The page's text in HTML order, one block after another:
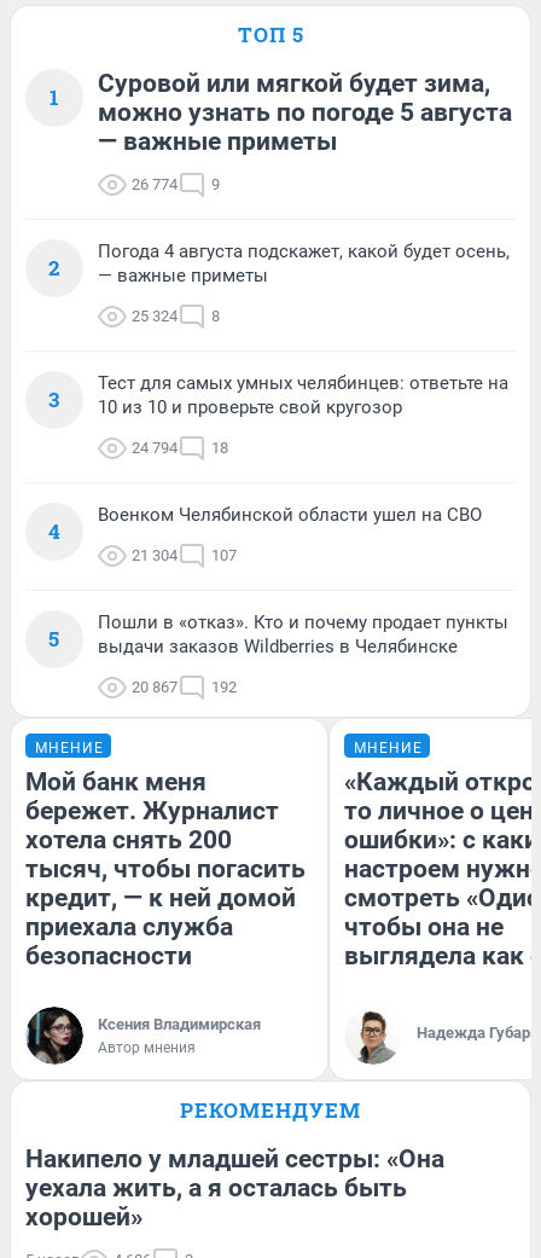
ТОП 5
1
Суровой или мягкой будет зима,
можно узнать по погоде 5 августа
— важные приметы
26 774 9
2
Погода 4 августа подскажет, какой будет осень,
— важные приметы
25 324 8
3
Тест для самых умных челябинцев: ответьте на
10 из 10 и проверьте свой кругозор
24 794 18
4
Военком Челябинской области ушел на СВО
21 304 107
5
Пошли в «отказ». Кто и почему продает пункты
выдачи заказов Wildberries в Челябинске
20 867 192
МНЕНИЕ
Мой банк меня
бережет. Журналист
хотела снять 200
тысяч, чтобы погасить
кредит, — к ней домой
приехала служба
безопасности
Ксения Владимирская
Автор мнения
МНЕНИЕ
«Каждый
то личное о
ошибки»: с
настроем
смотреть
чтобы она не
выглядела как
Надежда Губарь
РЕКОМЕНДУЕМ
Накипело у младшей сестры: «Она
уехала жить, а я осталась быть
хорошей»